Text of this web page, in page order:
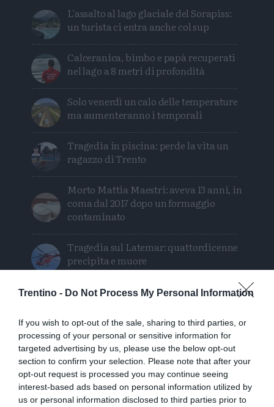
Trentino - Do Not Process My Personal Information
If you wish to opt-out of the sale, sharing to third parties, or
processing of your personal or sensitive information for
targeted advertising by us, please use the below opt-out
section to confirm your selection. Please note that after your
opt-out request is processed you may continue seeing
interest-based ads based on personal information utilized by
us or personal information disclosed to third parties prior to
L'assalto al lago glaciale del Sorapiss:
un turista ci entra anche col sup
Calceranica, bimbo e papà recuperati
nel lago a 8 metri di profondità
Solo venerdì un calo delle temperature
ma aumenteranno i temporali
Tragedia in piscina: perde la vita un
ragazzo di Trento
Morto Mattia Maestri: aveva 13 anni, in
coma dal 2017 dopo un formaggio
contaminato
Tragedia sul Latemar: quattordicenne
precipita e muore